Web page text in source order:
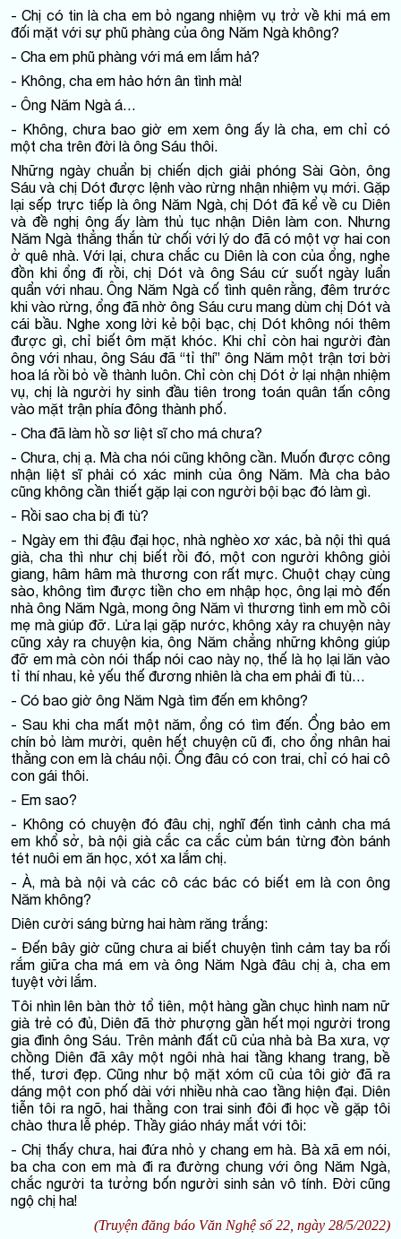
- Chị có tin là cha em bỏ ngang nhiệm vụ trở về khi má em
đối mặt với sự phũ phàng của ông Năm Ngà không?
- Cha em phũ phàng với má em lắm hả?
- Không, cha em hảo hớn ân tình mà!
- Ông Năm Ngà á…
- Không, chưa bao giờ em xem ông ấy là cha, em chỉ có
một cha trên đời là ông Sáu thôi.
Những ngày chuẩn bị chiến dịch giải phóng Sài Gòn, ông
Sáu và chị Dót được lệnh vào rừng nhận nhiệm vụ mới. Gặp
lại sếp trực tiếp là ông Năm Ngà, chị Dót đã kể về cu Diên
và đề nghị ông ấy làm thủ tục nhận Diên làm con. Nhưng
Năm Ngà thẳng thắn từ chối với lý do đã có một vợ hai con
ở quê nhà. Với lại, chưa chắc cu Diên là con của ổng, nghe
đồn khi ổng đi rồi, chị Dót và ông Sáu cứ suốt ngày luẩn
quẩn với nhau. Ông Năm Ngà cố tình quên rằng, đêm trước
khi vào rừng, ổng đã nhờ ông Sáu cưu mang dùm chị Dót và
cái bầu. Nghe xong lời kẻ bội bạc, chị Dót không nói thêm
được gì, chỉ biết ôm mặt khóc. Khi chỉ còn hai người đàn
ông với nhau, ông Sáu đã “tỉ thí” ông Năm một trận tơi bời
hoa lá rồi bỏ về thành luôn. Chỉ còn chị Dót ở lại nhận nhiệm
vụ, chị là người hy sinh đầu tiên trong toán quân tấn công
vào mặt trận phía đông thành phố.
- Cha đã làm hồ sơ liệt sĩ cho má chưa?
- Chưa, chị ạ. Mà cha nói cũng không cần. Muốn được công
nhận liệt sĩ phải có xác minh của ông Năm. Mà cha bảo
cũng không cần thiết gặp lại con người bội bạc đó làm gì.
- Rồi sao cha bị đi tù?
- Ngày em thi đậu đại học, nhà nghèo xơ xác, bà nội thì quá
già, cha thì như chị biết rồi đó, một con người không giỏi
giang, hâm hâm mà thương con rất mực. Chuột chạy cùng
sào, không tìm được tiền cho em nhập học, ông lại mò đến
nhà ông Năm Ngà, mong ông Năm vì thương tình em mồ côi
mẹ mà giúp đỡ. Lửa lại gặp nước, không xảy ra chuyện này
cũng xảy ra chuyện kia, ông Năm chẳng những không giúp
đỡ em mà còn nói thấp nói cao này nọ, thế là họ lại lăn vào
tỉ thí nhau, kẻ yếu thế đương nhiên là cha em phải đi tù…
- Có bao giờ ông Năm Ngà tìm đến em không?
- Sau khi cha mất một năm, ổng có tìm đến. Ổng bảo em
chín bỏ làm mười, quên hết chuyện cũ đi, cho ổng nhân hai
thằng con em là cháu nội. Ổng đâu có con trai, chỉ có hai cô
con gái thôi.
- Em sao?
- Không có chuyện đó đâu chị, nghĩ đến tình cảnh cha má
em khổ sở, bà nội già cắc ca cắc củm bán từng đòn bánh
tét nuôi em ăn học, xót xa lắm chị.
- À, mà bà nội và các cô các bác có biết em là con ông
Năm không?
Diên cười sáng bừng hai hàm răng trắng:
- Đến bây giờ cũng chưa ai biết chuyện tình cảm tay ba rối
rắm giữa cha má em và ông Năm Ngà đâu chị à, cha em
tuyệt vời lắm.
Tôi nhìn lên bàn thờ tổ tiên, một hàng gần chục hình nam nữ
già trẻ có đủ, Diên đã thờ phượng gần hết mọi người trong
gia đình ông Sáu. Trên mảnh đất cũ của nhà bà Ba xưa, vợ
chồng Diên đã xây một ngôi nhà hai tầng khang trang, bề
thế, tươi đẹp. Cũng như bộ mặt xóm cũ của tôi giờ đã ra
dáng một con phố dài với nhiều nhà cao tầng hiện đại. Diên
tiễn tôi ra ngõ, hai thằng con trai sinh đôi đi học về gặp tôi
chào thưa lễ phép. Thầy giáo nháy mắt với tôi:
- Chị thấy chưa, hai đứa nhỏ y chang em hà. Bà xã em nói,
ba cha con em mà đi ra đường chung với ông Năm Ngà,
chắc người ta tưởng bốn người sinh sản vô tính. Đời cũng
ngộ chị ha!
(Truyện đăng báo Văn Nghệ số 22, ngày 28/5/2022)